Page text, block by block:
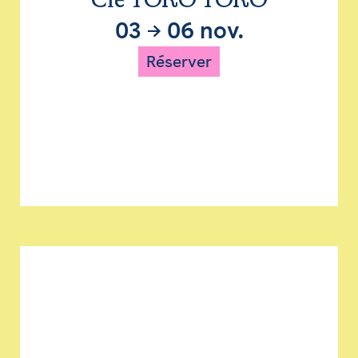
03 → 06 nov.
Réserver